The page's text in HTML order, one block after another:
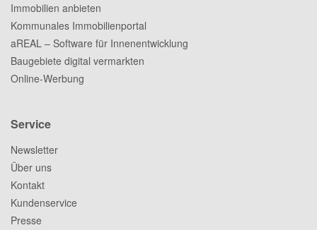
Immobilien anbieten
Kommunales Immobilienportal
aREAL – Software für Innenentwicklung
Baugebiete digital vermarkten
Online-Werbung
Service
Newsletter
Über uns
Kontakt
Kundenservice
Presse